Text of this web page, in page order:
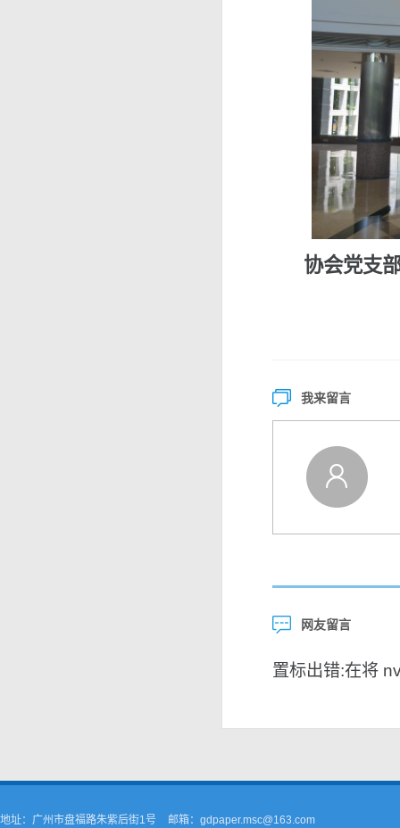
协会党支
我来留言
网友留言
置标出错:在将
地址：广州市盘福路朱紫后街1号
邮箱：gdpaper.msc@163.com